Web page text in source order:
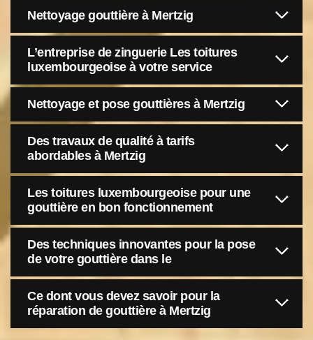
Nettoyage gouttière à Mertzig
L’entreprise de zinguerie Les toitures
luxembourgeoise à votre service
Nettoyage et pose gouttières à Mertzig
Des travaux de qualité à tarifs
abordables à Mertzig
Les toitures luxembourgeoise pour une
gouttière en bon fonctionnement
Des techniques innovantes pour la pose
de votre gouttière dans le
Ce dont vous devez savoir pour la
réparation de gouttière à Mertzig